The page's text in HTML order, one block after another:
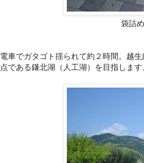
袋詰
電車でガタゴト揺られて約２時間。越
点である鎌北湖（人工湖）を目指します